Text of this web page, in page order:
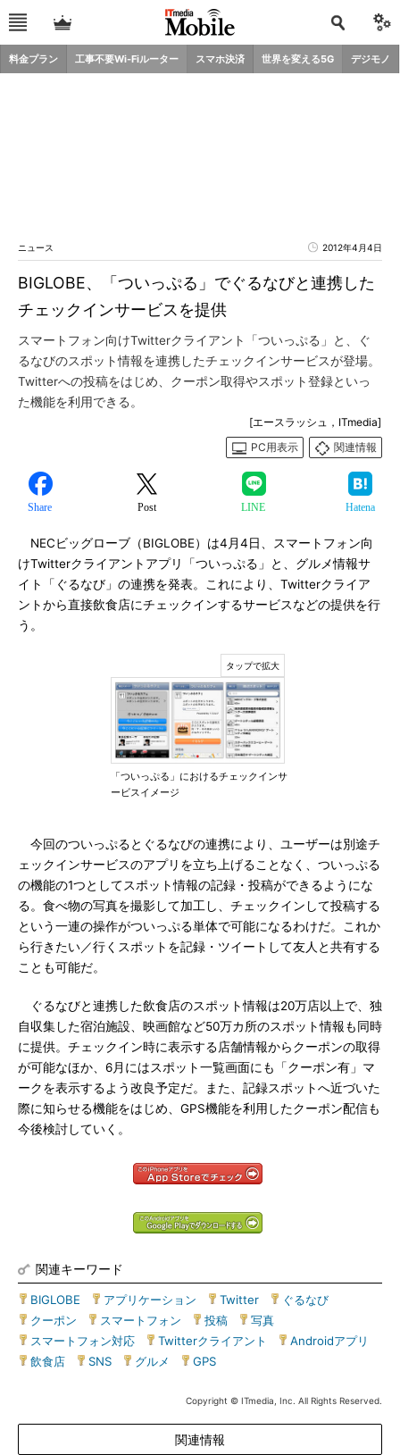
料金プラン 工事不要Wi-Fiルーター スマホ決済 世界を変える5G デジモノ
ニュース 2012年4月4日
BIGLOBE、「ついっぷる」でぐるなびと連携した
チェックインサービスを提供
スマートフォン向けTwitterクライアント「ついっぷる」と、ぐ
るなびのスポット情報を連携したチェックインサービスが登場。
Twitterへの投稿をはじめ、クーポン取得やスポット登録といっ
た機能を利用できる。
[エースラッシュ，ITmedia]
PC用表示
関連情報
Share Post LINE Hatena
NECビッグローブ（BIGLOBE）は4月4日、スマートフォン向
けTwitterクライアントアプリ「ついっぷる」と、グルメ情報サ
イト「ぐるなび」の連携を発表。これにより、Twitterクライア
ントから直接飲食店にチェックインするサービスなどの提供を行
う。
「ついっぷる」におけるチェックインサ
ービスイメージ
今回のついっぷるとぐるなびの連携により、ユーザーは別途チ
ェックインサービスのアプリを立ち上げることなく、ついっぷる
の機能の1つとしてスポット情報の記録・投稿ができるようにな
る。食べ物の写真を撮影して加工し、チェックインして投稿する
という一連の操作がついっぷる単体で可能になるわけだ。これか
ら行きたい／行くスポットを記録・ツイートして友人と共有する
ことも可能だ。
ぐるなびと連携した飲食店のスポット情報は20万店以上で、独
自収集した宿泊施設、映画館など50万カ所のスポット情報も同時
に提供。チェックイン時に表示する店舗情報からクーポンの取得
が可能なほか、6月にはスポット一覧画面にも「クーポン有」マ
ークを表示するよう改良予定だ。また、記録スポットへ近づいた
際に知らせる機能をはじめ、GPS機能を利用したクーポン配信も
今後検討していく。
関連キーワード
BIGLOBE アプリケーション Twitter ぐるなび
クーポン
スマートフォン 投稿 写真
スマートフォン対応
Twitterクライアント Androidアプリ
飲食店
SNS グルメ GPS
Copyright © ITmedia, Inc. All Rights Reserved.
関連情報